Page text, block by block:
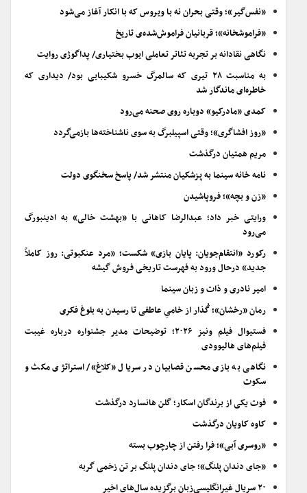
«نفس‌گیر»؛ وقتی بحران نه با ویروس که با انکار آغاز می‌شود
«فراموشخانه»؛ قربانیان فراموش‌شده‌ی تاریخ
نگاهی نقادانه بر تجربه تئاتر تعاملی ایوب بختیاری/ پداگوژی روایت
به مناسبت ۲۸ تیری که سالمرگ خسرو شکیبایی بود/ دیداری که
خاطره‌ای ماندگار شد
کمدی «مادرکیو» دوباره روی صحنه می‌رود
«روز افشاگری»؛ وقتی اسپیلبرگ به سوی ناشناخته‌ها بازمی‌گردد
مریم همتیان درگذشت
نامه خانه سینما به پزشکیان منتشر شد/ پاسخ سخنگوی دولت
«زن و بچه»؛ فروپاشیدن
ورایتی خبر داد؛ عبدالرضا کاهانی با «بهشت خالی» به ادینبورگ
می‌رود
رکورد «انتقام‌جویان: پایان بازی» شکست؛ «مرد عنکبوتی: روز کاملاً
جدید» درحال ورود به فهرست تاریخی فروش گیشه
امیر نادری و ذات و زبان سینما
رمان «رخشان»؛ گُذار از خامیِ عاطفی تا رسیدن به بلوغ فکری
فستیوال فیلم ونیز ۲۰۲۶؛ توضیحات مدیر جشنواره درباره غیبت
فیلم‌های هالیوودی
نگاهی به بازی محسن قصابیان در سریال «کلاغ»/ استراتژی مکث و
سکوت
فوت یکی از برندگان اسکار؛ گلن هانسارد درگذشت
کاوه کاویان درگذشت
«روسری آبی»؛ فرا رفتن از چارچوب بسته
«جای دندان پلنگ»؛ جای دندان پلنگ بر تن زخمی گربه
۲۰ سریال غیرانگلیسی‌زبان برگزیده سال‌های اخیر